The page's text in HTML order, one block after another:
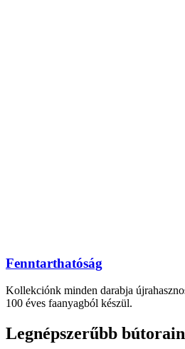
Fenntarthatóság
Kollekciónk minden darabja
100 éves faanyagból készül.
Legnépszerűbb